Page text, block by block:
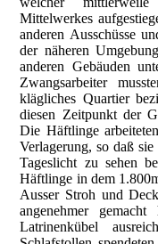
Mittelwerkes
anderen Ausschüsse
der näheren
anderen Gebäuden
Zwangsarbeiter
klägliches Quartier
diesen Zeitpunkt der
Die Häftlinge
Verlagerung, so daß
Tageslicht zu sehen
Häftlinge in dem
Ausser Stroh und
angenehmer
Latrinenkübel